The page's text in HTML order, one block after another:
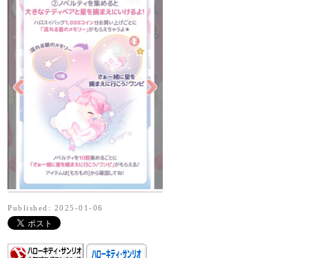
Published: 2025-01-06